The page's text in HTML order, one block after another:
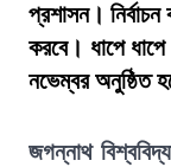
প্রশাসন।
করবে। ধাপে
নভেম্বর অনুষ্ঠিত
জগন্নাথ